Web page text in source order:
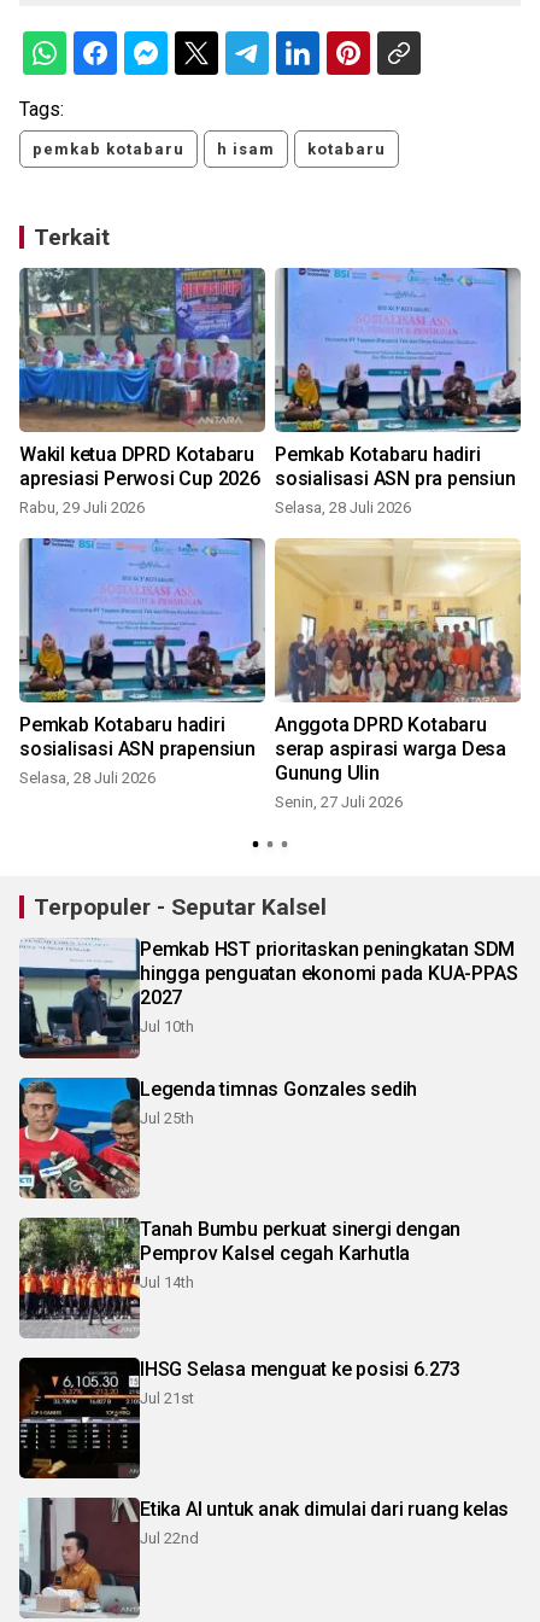
Tags:
pemkab kotabaru h isam kotabaru
Terkait
Wakil ketua DPRD Kotabaru
apresiasi Perwosi Cup 2026
Rabu, 29 Juli 2026
Pemkab Kotabaru hadiri
sosialisasi ASN pra pensiun
Selasa, 28 Juli 2026
Pemkab Kotabaru hadiri
sosialisasi ASN prapensiun
Selasa, 28 Juli 2026
Anggota DPRD Kotabaru
serap aspirasi warga Desa
Gunung Ulin
Senin, 27 Juli 2026
Terpopuler - Seputar Kalsel
Pemkab HST prioritaskan peningkatan SDM
hingga penguatan ekonomi pada KUA-PPAS
2027
Jul 10th
Legenda timnas Gonzales sedih
Jul 25th
Tanah Bumbu perkuat sinergi dengan
Pemprov Kalsel cegah Karhutla
Jul 14th
IHSG Selasa menguat ke posisi 6.273
Jul 21st
Etika AI untuk anak dimulai dari ruang kelas
Jul 22nd